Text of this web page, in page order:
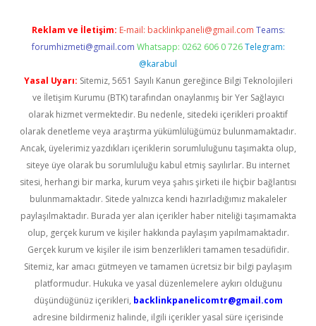
Reklam ve İletişim: E-mail: backlinkpaneli@gmail.com Teams:
forumhizmeti@gmail.com Whatsapp: 0262 606 0 726 Telegram:
@karabul
Yasal Uyarı: Sitemiz, 5651 Sayılı Kanun gereğince Bilgi Teknolojileri
ve İletişim Kurumu (BTK) tarafından onaylanmış bir Yer Sağlayıcı
olarak hizmet vermektedir. Bu nedenle, sitedeki içerikleri proaktif
olarak denetleme veya araştırma yükümlülüğümüz bulunmamaktadır.
Ancak, üyelerimiz yazdıkları içeriklerin sorumluluğunu taşımakta olup,
siteye üye olarak bu sorumluluğu kabul etmiş sayılırlar. Bu internet
sitesi, herhangi bir marka, kurum veya şahıs şirketi ile hiçbir bağlantısı
bulunmamaktadır. Sitede yalnızca kendi hazırladığımız makaleler
paylaşılmaktadır. Burada yer alan içerikler haber niteliği taşımamakta
olup, gerçek kurum ve kişiler hakkında paylaşım yapılmamaktadır.
Gerçek kurum ve kişiler ile isim benzerlikleri tamamen tesadüfidir.
Sitemiz, kar amacı gütmeyen ve tamamen ücretsiz bir bilgi paylaşım
platformudur. Hukuka ve yasal düzenlemelere aykırı olduğunu
düşündüğünüz içerikleri, backlinkpanelicomtr@gmail.com
adresine bildirmeniz halinde, ilgili içerikler yasal süre içerisinde